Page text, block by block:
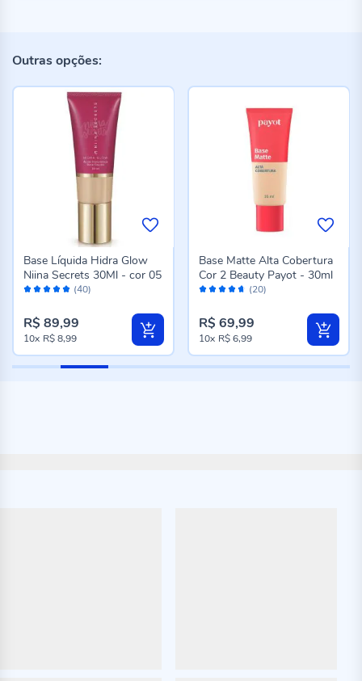
Outras opções:
Avaliação: (40)
Base Líquida Hidra Glow
Niina Secrets 30Ml - cor 05
R$ 89,99
10x R$ 8,99
Avaliação: (20)
Base Matte Alta Cobertura
Cor 2 Beauty Payot - 30ml
R$ 69,99
10x R$ 6,99